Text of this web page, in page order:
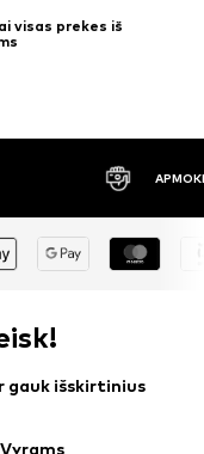
visas prekes iš
gauk išskirtinius
Vyrams